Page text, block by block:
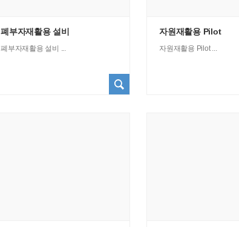
폐부자재활용 설비
폐부자재활용 설비 ...
자원재활용 Pilot
자원재활용 Pilot ...